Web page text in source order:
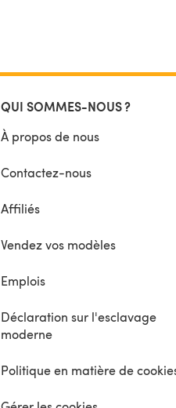
QUI SOMMES-NOUS ?
À propos de nous
Contactez-nous
Affiliés
Vendez vos modèles
Emplois
Déclaration sur l'esclavage
moderne
Politique en matière de